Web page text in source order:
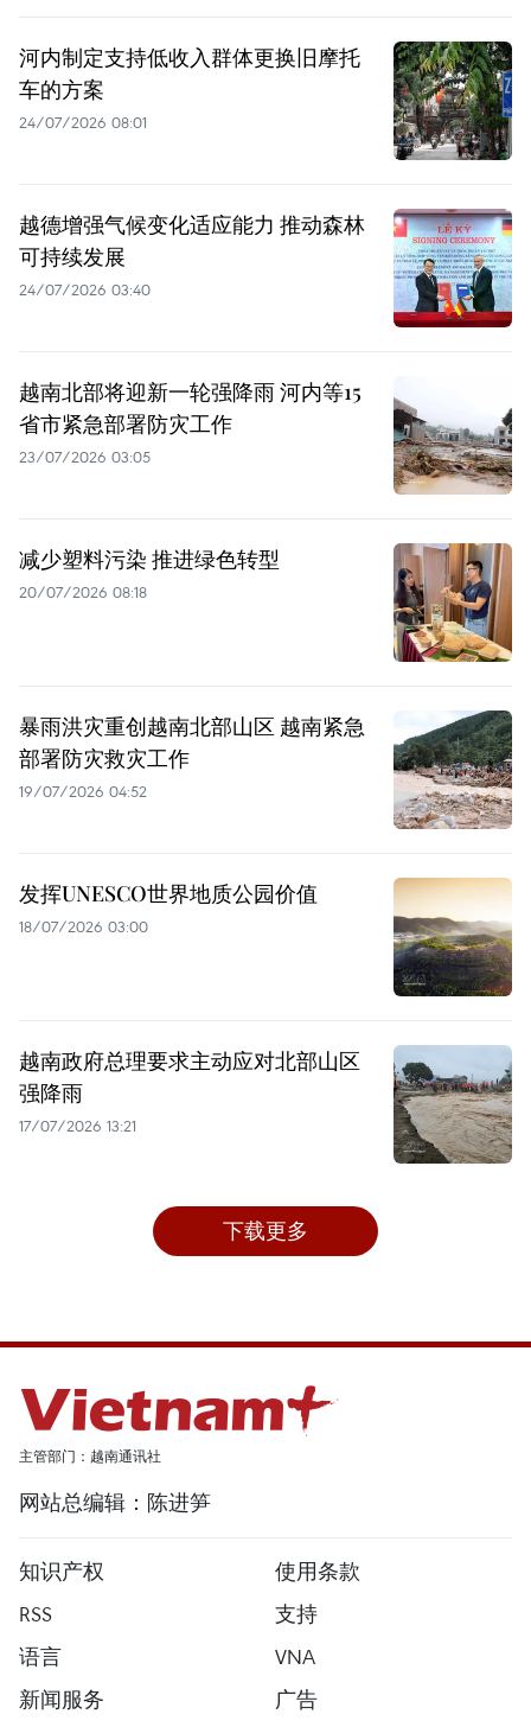
河内制定支持低收入群体更换旧摩托
车的方案
24/07/2026 08:01
越德增强气候变化适应能力 推动森林
可持续发展
24/07/2026 03:40
越南北部将迎新一轮强降雨 河内等15
省市紧急部署防灾工作
23/07/2026 03:05
减少塑料污染 推进绿色转型
20/07/2026 08:18
暴雨洪灾重创越南北部山区 越南紧急
部署防灾救灾工作
19/07/2026 04:52
发挥UNESCO世界地质公园价值
18/07/2026 03:00
越南政府总理要求主动应对北部山区
强降雨
17/07/2026 13:21
下载更多
主管部门：越南通讯社
网站总编辑：陈进笋
知识产权
使用条款
RSS
支持
语言
VNA
新闻服务
广告